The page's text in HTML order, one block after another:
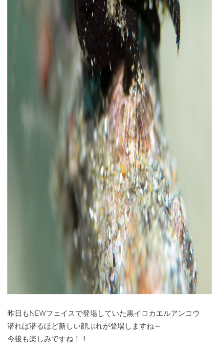
昨日もNEWフェイスで登場していた黒イロカエルアンコウ
潜れば潜るほど新しい顔ぶれが登場しますね～
今後も楽しみですね！！